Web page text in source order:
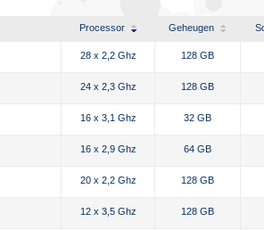
Processor Geheugen
28 x 2,2 Ghz 128 GB
24 x 2,3 Ghz 128 GB
16 x 3,1 Ghz 32 GB
16 x 2,9 Ghz 64 GB
20 x 2,2 Ghz 128 GB
12 x 3,5 Ghz 128 GB